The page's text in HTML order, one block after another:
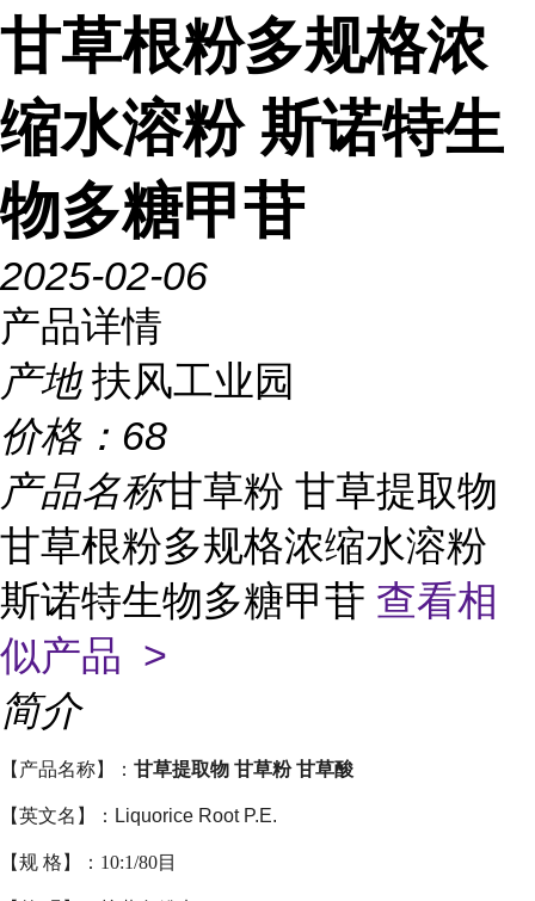
甘草根粉多规格浓
缩水溶粉 斯诺特生
物多糖甲苷
2025-02-06
产品详情
产地 扶风工业园
价格： 68
产品名称甘草粉 甘草提取物
甘草根粉多规格浓缩水溶粉
斯诺特生物多糖甲苷 查看相
似产品 >
简介
【产品名称】： 甘草提取物 甘草粉 甘草酸
【英文名】： Liquorice Root P.E.
【规 格】：10:1/80目